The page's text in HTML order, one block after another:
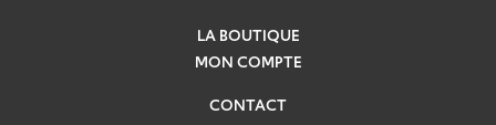
LA BOUTIQUE
MON COMPTE
CONTACT